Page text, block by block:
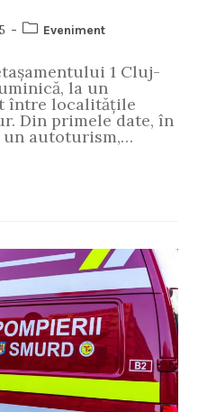
Eveniment
1 Cluj-
la un
între localitățile
Din primele date, în
autoturism,…